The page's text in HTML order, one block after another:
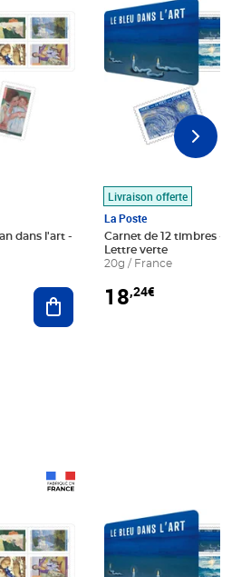
dans l'art -
Ajouter au panier
Livraison offerte
La Poste
Carnet de 12 timbres - Le
Lettre verte
20g / France
18,24€